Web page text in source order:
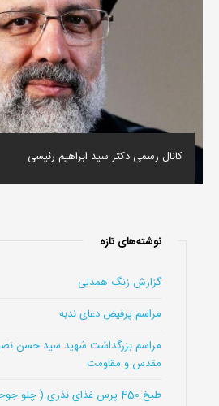
کانال رسمی دکتر سید ابراهیم رئیسی
نوشته‌های تازه
گزارش زنگ همدلی
مراسم پرفیض دعای ندبه
مراسم بزرگداشت شهید سید حسن
مقدس و مقاومت
طبخ 450 پرس غذای نذری ( چلو جوجه )